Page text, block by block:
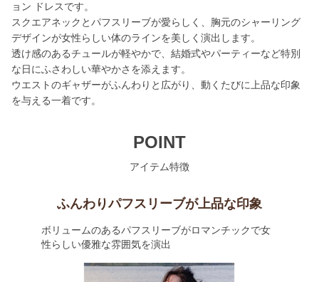
ョン ドレスです。
スクエアネックとパフスリーブが愛らしく、胸元のシャーリング
デザインが女性らしい体のラインを美しく演出します。
透け感のあるチュールが軽やかで、結婚式やパーティーなど特別
な日にふさわしい華やかさを添えます。
ウエストのギャザーがふんわりと広がり、動くたびに上品な印象
を与える一着です。
POINT
アイテム特徴
ふんわりパフスリーブが上品な印象
ボリュームのあるパフスリーブがロマンチックで女
性らしい優雅な雰囲気を演出